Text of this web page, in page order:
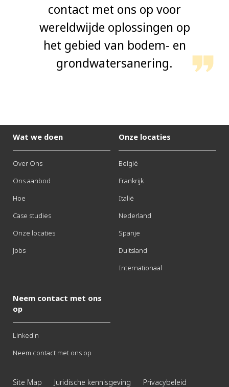
contact met ons op voor
wereldwijde oplossingen op
het gebied van bodem- en
grondwatersanering.
Wat we doen
Over Ons
Ons aanbod
Hoe
Case studies
Onze locaties
Jobs
Onze locaties
België
Frankrijk
Italië
Nederland
Spanje
Duitsland
Internationaal
Neem contact met ons
op
Linkedin
Neem contact met ons op
Site Map Juridische kennisgeving
Privacybeleid